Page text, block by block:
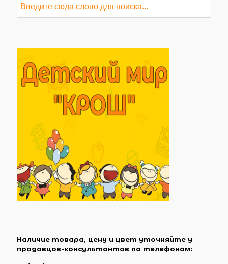
Наличие товара, цену и цвет уточняйте у
продавцов-консультантов по телефонам: